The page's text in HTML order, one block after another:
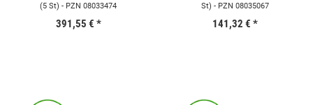
(5 St) - PZN 08033474
391,55 € *
St) - PZN 08035067
141,32 € *